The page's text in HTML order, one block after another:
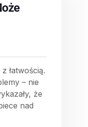
łatwością.
– nie
że
nad